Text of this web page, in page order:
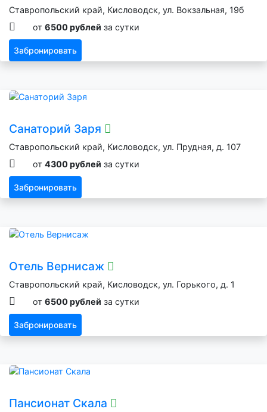
Ставропольский край, Кисловодск, ул. Вокзальная, 19б
от 6500 рублей за сутки
Забронировать
Санаторий Заря
Ставропольский край, Кисловодск, ул. Прудная, д. 107
от 4300 рублей за сутки
Забронировать
Отель Вернисаж
Ставропольский край, Кисловодск, ул. Горького, д. 1
от 6500 рублей за сутки
Забронировать
Пансионат Скала